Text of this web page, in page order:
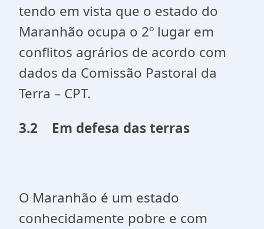
tendo em vista que o estado do
Maranhão ocupa o 2º lugar em
conflitos agrários de acordo com
dados da Comissão Pastoral da
Terra – CPT.
3.2 Em defesa das terras
O Maranhão é um estado
conhecidamente pobre e com